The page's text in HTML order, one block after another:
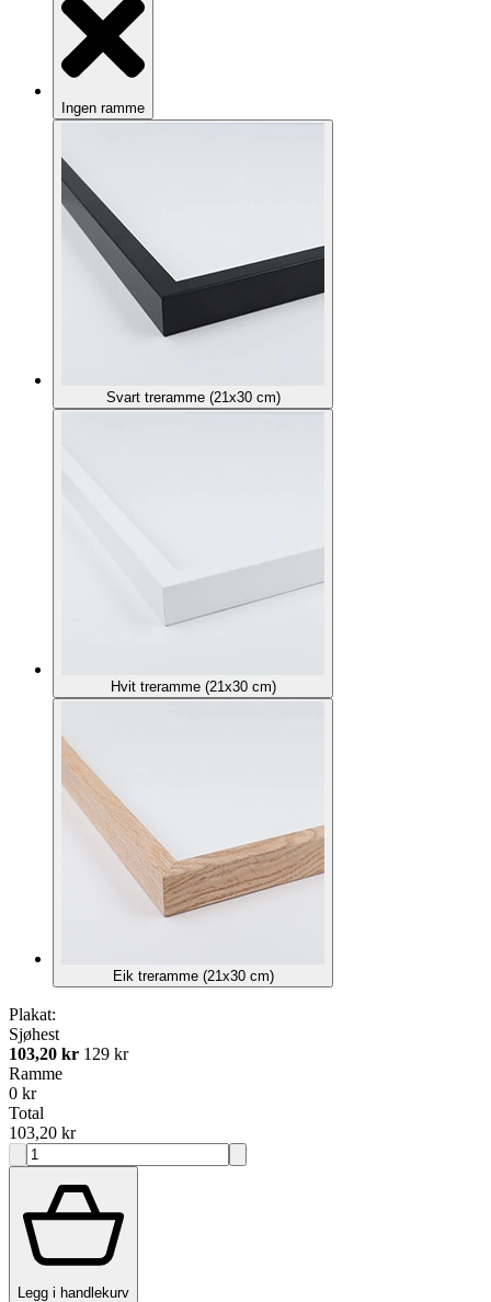
Ingen ramme
Svart treramme (21x30 cm)
Hvit treramme (21x30 cm)
Eik treramme (21x30 cm)
Plakat:
Sjøhest
103,20 kr 129 kr
Ramme
0 kr
Total
103,20 kr
Legg i handlekurv